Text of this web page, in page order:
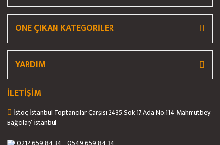
ÖNE ÇIKAN KATEGORİLER
YARDIM
İLETİŞİM
İstoç İstanbul Toptancılar Çarşısı 2435.Sok 17.Ada No:114 Mahmutbey
Bağcılar/ İstanbul